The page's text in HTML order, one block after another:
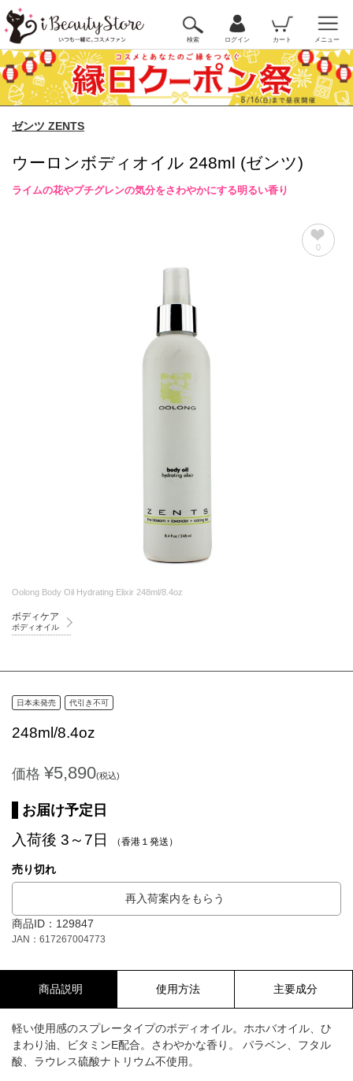
検索 ログイン カート メニュー
ゼンツ ZENTS
ウーロンボディオイル 248ml (ゼンツ)
ライムの花やプチグレンの気分をさわやかにする明るい香り
0
Oolong Body Oil Hydrating Elixir 248ml/8.4oz
ボディケア
ボディオイル
日本未発売 代引き不可
248ml/8.4oz
価格 ¥5,890(税込)
お届け予定日
入荷後 3～7日 （香港１発送）
売り切れ
再入荷案内をもらう
商品ID：129847
JAN：617267004773
商品説明 使用方法 主要成分
軽い使用感のスプレータイプのボディオイル。ホホバオイル、ひ
まわり油、ビタミンE配合。さわやかな香り。 パラベン、フタル
酸、ラウレス硫酸ナトリウム不使用。